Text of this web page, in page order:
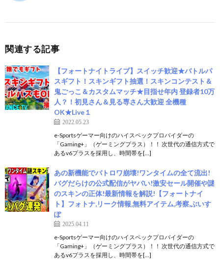
関連する記事
【フォートナイトライブ】スイッチ歓迎★バトルパ
スギフト！スキンギフト抽選！スキンコンテスト＆
鬼ごっこ＆カスタムマッチ★目指せ年内 登録者10万
人？！初見さん＆見る専さん大歓迎 全機種
OK★Live１
2022.05.23
e-Sportsゲーマー向けのハイスペックプロバイダーの
「Gaming+」（ゲーミングプラス）！！ 次世代の通信方式で
あるv6プラスを採用し、時間帯を[…]
あの新機能でバトロワ崩壊!ワンタイムの全て流出!
バグだらけの公式配信がヤバい!激安セール開催や謎
のスキンの正体!最新情報を解説!【フォートナイ
ト】フォトナ,リーク情報,無料アイテム,考察,ぶいす
ぽ
2025.04.11
e-Sportsゲーマー向けのハイスペックプロバイダーの
「Gaming+」（ゲーミングプラス）！！ 次世代の通信方式で
あるv6プラスを採用し、時間帯を[…]